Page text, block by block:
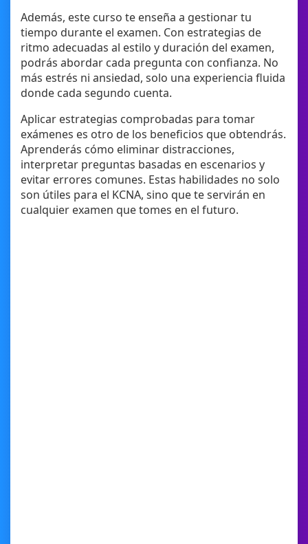
Además, este curso te enseña a gestionar tu
tiempo durante el examen. Con estrategias de
ritmo adecuadas al estilo y duración del examen,
podrás abordar cada pregunta con confianza. No
más estrés ni ansiedad, solo una experiencia fluida
donde cada segundo cuenta.
Aplicar estrategias comprobadas para tomar
exámenes es otro de los beneficios que obtendrás.
Aprenderás cómo eliminar distracciones,
interpretar preguntas basadas en escenarios y
evitar errores comunes. Estas habilidades no solo
son útiles para el KCNA, sino que te servirán en
cualquier examen que tomes en el futuro.